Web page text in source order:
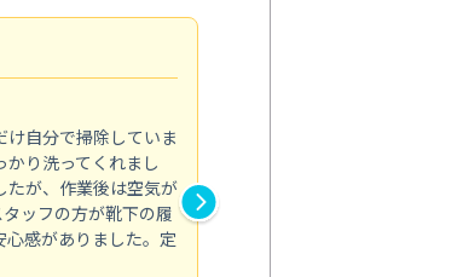
自分で掃除していま
り洗ってくれまし
たが、作業後は空気が
ッフの方が靴下の履
感がありました。定